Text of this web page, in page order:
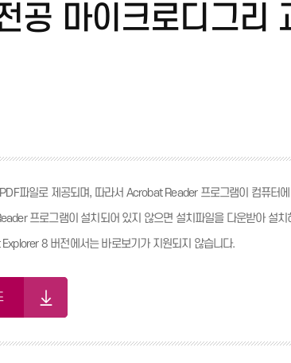
방문발급(자동발급기)
어디서나민원신청
대관예약시스템
공 마이크로디그리
파일로 제공되며, 따라서 Acrobat Reader 프로그램이 컴퓨터
프로그램이 설치되어 있지 않으면 설치파일을 다운받아 설
8 버전에서는 바로보기가 지원되지 않습니다.